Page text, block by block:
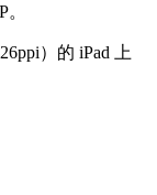
）的 iPad 上